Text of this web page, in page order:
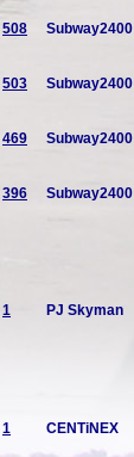
508 Subway2400
503 Subway2400
469 Subway2400
396 Subway2400
1 PJ Skyman
1 CENTiNEX